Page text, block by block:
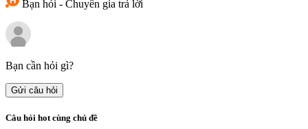
Bạn hỏi - Chuyên gia trả lời
Bạn cần hỏi gì?
Gửi câu hỏi
Câu hỏi hot cùng chủ đề